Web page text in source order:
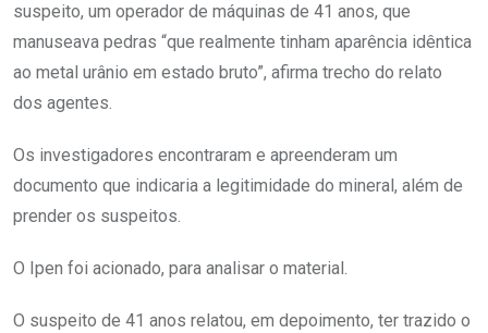
suspeito, um operador de máquinas de 41 anos, que
manuseava pedras “que realmente tinham aparência idêntica
ao metal urânio em estado bruto”, afirma trecho do relato
dos agentes.
Os investigadores encontraram e apreenderam um
documento que indicaria a legitimidade do mineral, além de
prender os suspeitos.
O Ipen foi acionado, para analisar o material.
O suspeito de 41 anos relatou, em depoimento, ter trazido o